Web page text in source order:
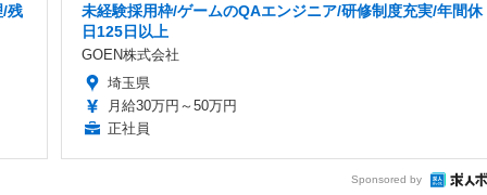
/残
未経験採用枠/ゲームのQAエンジニア/研修制度充実/年間休
日125日以上
GOEN株式会社
埼玉県
月給30万円～50万円
正社員
Sponsored by